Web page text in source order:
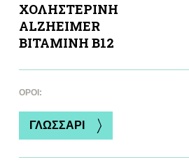
ΧΟΛΗΣΤΕΡΙΝΗ
ALZHEIMER
ΒΙΤΑΜΙΝΗ Β12
ΌΡΟΙ:
ΓΛΩΣΣΑΡΙ